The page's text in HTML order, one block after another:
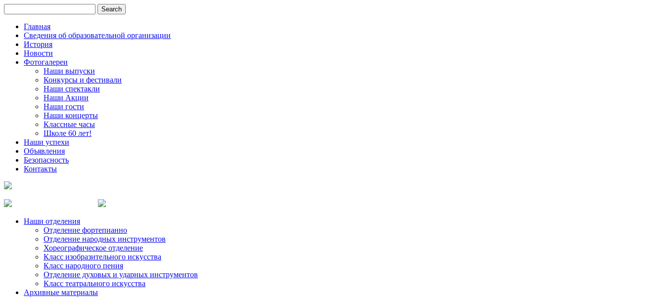
Главная
Сведения об образовательной организации
История
Новости
Фотогалереи
Наши выпуски
Конкурсы и фестивали
Наши спектакли
Наши Акции
Наши гости
Наши концерты
Классные часы
Школе 60 лет!
Наши успехи
Объявления
Безопасность
Контакты
Наши отделения
Отделение фортепианно
Отделение народных инструментов
Хореографическое отделение
Класс изобразительного искусства
Класс народного пения
Отделение духовых и ударных инструментов
Класс театрального искусства
Архивные материалы